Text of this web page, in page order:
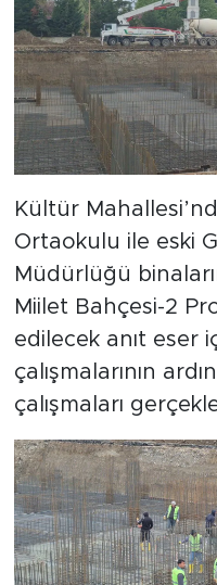
Kültür
Ortaokulu ile eski
Müdürlüğü
Miilet Bahçesi-2
edilecek anıt eser
çalışmalarının
çalışmaları